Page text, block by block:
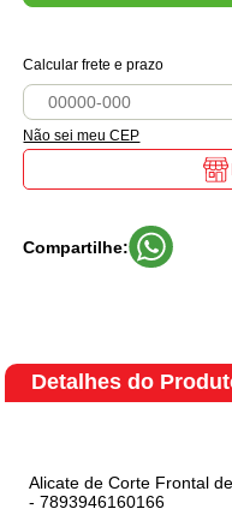
Calcular frete e prazo
Não sei meu CEP
Compartilhe:
Detalhes do
Alicate de Corte Frontal
- 7893946160166